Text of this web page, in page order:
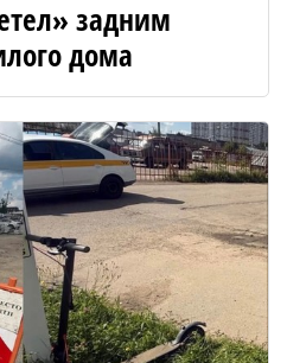
задним
дома